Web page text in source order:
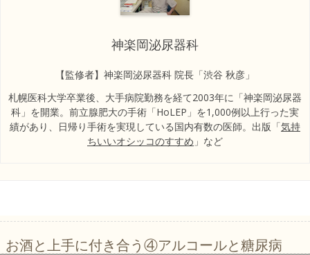
神楽岡泌尿器科
【監修者】神楽岡泌尿器科 院長「渋谷 秋彦」
札幌医科大学卒業後、大手病院勤務を経て2003年に「神楽岡泌尿器
科」を開業。前立腺肥大の手術「HoLEP」を1,000例以上行った実
績があり、日帰り手術を実現している国内有数の医師。出版「気持
ちいいオシッコのすすめ 」など
お酒と上手に付き合う④アルコールと糖尿病